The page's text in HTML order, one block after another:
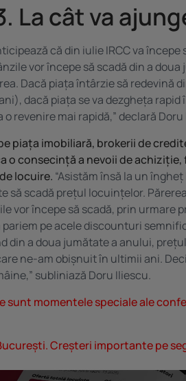
La cât va
că din iulie IRCC va începe
vor începe să scadă din a
Dacă piața întârzie să redevină
dacă piața se va dezgheța rapid
revenire mai rapidă,” declară
piața imobiliară, brokerii de
o consecință a nevoii de achiziție,
locuire. “Asistăm însă la un
să scadă prețul locuințelor.
vor începe să scadă, prin urmare
pariem pe acele discounturi
din a doua jumătate a anului, prețul
ne-am obișnuit în ultimii ani.
subliniază Doru Iliescu.
sunt momentele speciale ale
Creșteri importante pe